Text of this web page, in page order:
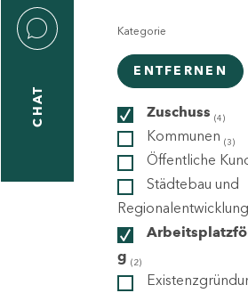
CHAT
Kategorie
ENTFERNEN
Zuschuss (4)
Kommunen (3)
Öffentliche
Städtebau und
Regionalentwicklung
g (2)